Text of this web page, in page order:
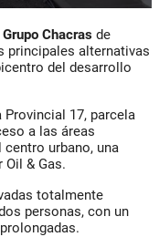
Grupo Chacras de
principales alternativas
del desarrollo
17, parcela
a las áreas
urbano, una
& Gas.
totalmente
personas, con un